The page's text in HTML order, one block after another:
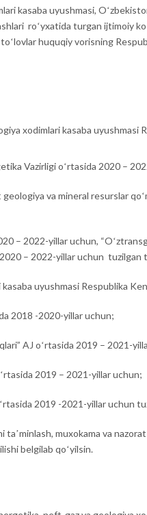
kasaba uyushmasi,
roʻyxatida turgan ijtimoiy
huquqiy vorisning
xodimlari kasaba uyushmasi
Vazirligi oʻrtasida 2020 –
va mineral resurslar
– 2022-yillar uchun,
– 2022-yillar uchun
uyushmasi Respublika
2018 -2020-yillar uchun;
AJ oʻrtasida 2019 – 2021-
2019 – 2021-yillar uchun;
2019 -2021-yillar uchun
muxokama va
belgilab qoʻyilsin.